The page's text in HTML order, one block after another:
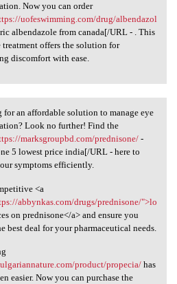
Now you can order
uofeswimming.com/drug/albendazol
albendazole from canada[/URL - . This
treatment offers the solution for
discomfort with ease.
for an affordable
for an affordable solution to manage eye
Look no further! Find the
marksgroupbd.com/prednisone/-
5 lowest price india[/URL - here to
symptoms efficiently.
<a
abbynkas.com/drugs/prednisone/">lo
on prednisone</a> and ensure you
best deal for your pharmaceutical needs.
product/propecia/has
easier. Now you can purchase the